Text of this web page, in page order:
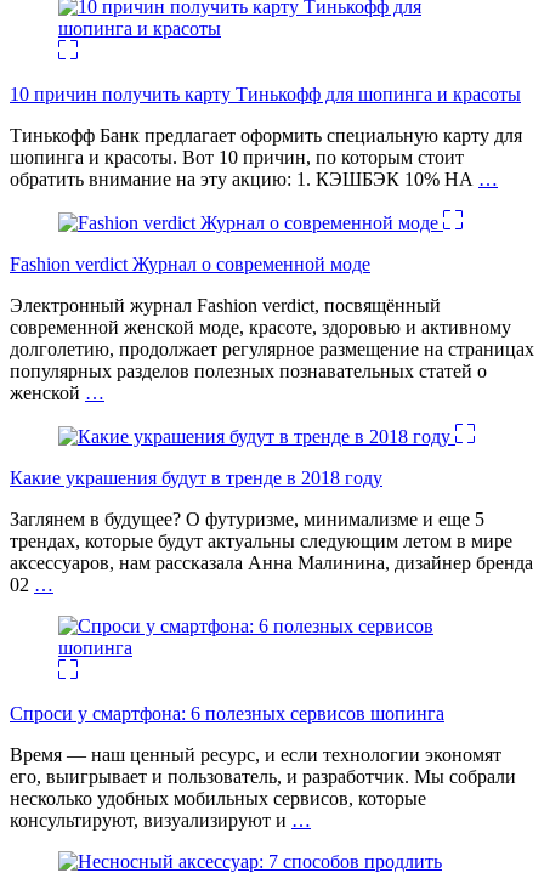
10 причин получить карту Тинькофф для шопинга и красоты
Тинькофф Банк предлагает оформить специальную карту для
шопинга и красоты. Вот 10 причин, по которым стоит
обратить внимание на эту акцию: 1. КЭШБЭК 10% НА …
Fashion verdict Журнал о современной моде
Электронный журнал Fashion verdict, посвящённый
современной женской моде, красоте, здоровью и активному
долголетию, продолжает регулярное размещение на страницах
популярных разделов полезных познавательных статей о
женской …
Какие украшения будут в тренде в 2018 году
Заглянем в будущее? О футуризме, минимализме и еще 5
трендах, которые будут актуальны следующим летом в мире
аксессуаров, нам рассказала Анна Малинина, дизайнер бренда
02 …
Спроси у смартфона: 6 полезных cервисов шопинга
Время — наш ценный ресурс, и если технологии экономят
его, выигрывает и пользователь, и разработчик. Мы собрали
несколько удобных мобильных сервисов, которые
консультируют, визуализируют и …